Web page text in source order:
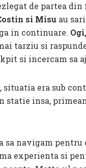
de partea
si Misuau
in continuare.
tarziu si
si incercam sa
era sub
statie insa,
navigam pentru
experienta si